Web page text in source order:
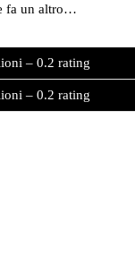
fa un altro…
– 0.2 rating
– 0.2 rating